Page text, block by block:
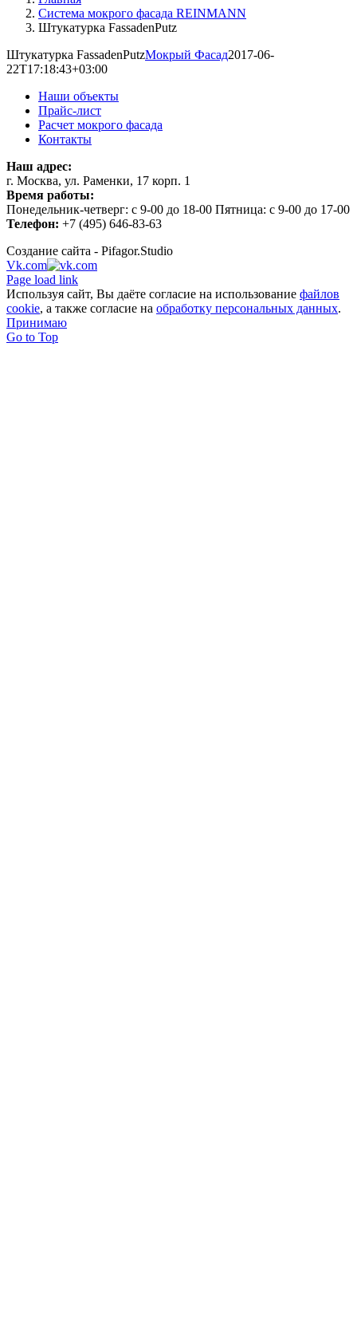
Система мокрого фасада REINMANN
Штукатурка FassadenPutz
Штукатурка FassadenPutzМокрый Фасад2017-06-
22T17:18:43+03:00
Наши объекты
Прайс-лист
Расчет мокрого фасада
Контакты
Наш адрес:
г. Москва, ул. Раменки, 17 корп. 1
Время работы:
Понедельник-четверг: с 9-00 до 18-00 Пятница: с 9-00 до 17-00
Телефон: +7 (495) 646-83-63
Создание сайта - Pifagor.Studio
Vk.com
Page load link
Используя сайт, Вы даёте согласие на использование файлов
cookie, а также согласие на обработку персональных данных.
Принимаю
Go to Top